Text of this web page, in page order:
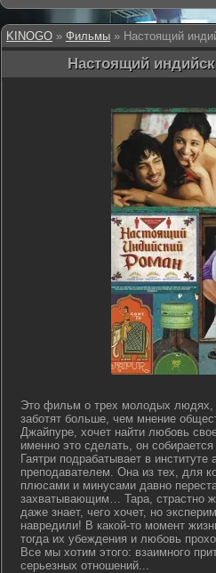
KINOGO » Фильмы » Настоящий
Настоящий
Это фильм о трех молодых людях,
заботят больше, чем мнение
Джайпуре, хочет найти любовь
именно это сделать, он
Гаятри подрабатывает в институте
преподавателем. Она из тех, для
плюсами и минусами давно
захватывающим… Тара, страстно
даже знает, чего хочет, но
навредили! В какой-то момент
тогда их убеждения и любовь
Все мы хотим этого: взаимного
серьезных отношений...